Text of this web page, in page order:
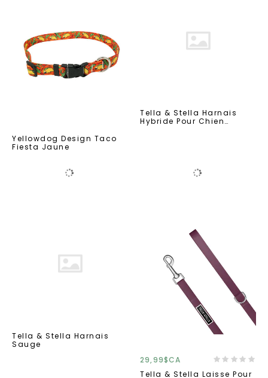
Yellowdog Design Taco
Fiesta Jaune
Tella & Stella Harnais
Hybride Pour Chien
Tella & Stella Harnais
Sauge
29,99$CA
Tella & Stella Laisse Pour